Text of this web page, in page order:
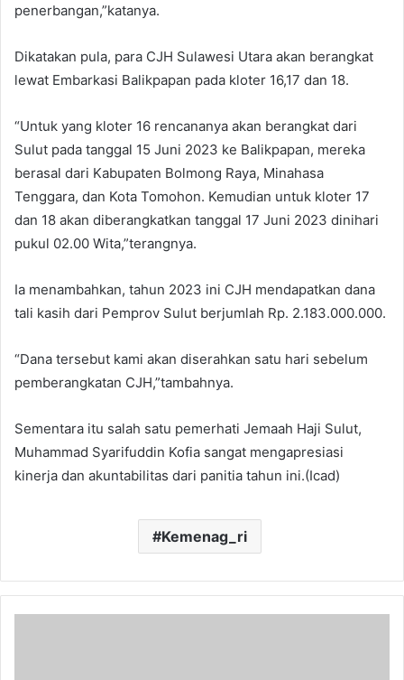
penerbangan,”katanya.
Dikatakan pula, para CJH Sulawesi Utara akan berangkat
lewat Embarkasi Balikpapan pada kloter 16,17 dan 18.
“Untuk yang kloter 16 rencananya akan berangkat dari
Sulut pada tanggal 15 Juni 2023 ke Balikpapan, mereka
berasal dari Kabupaten Bolmong Raya, Minahasa
Tenggara, dan Kota Tomohon. Kemudian untuk kloter 17
dan 18 akan diberangkatkan tanggal 17 Juni 2023 dinihari
pukul 02.00 Wita,”terangnya.
Ia menambahkan, tahun 2023 ini CJH mendapatkan dana
tali kasih dari Pemprov Sulut berjumlah Rp. 2.183.000.000.
“Dana tersebut kami akan diserahkan satu hari sebelum
pemberangkatan CJH,”tambahnya.
Sementara itu salah satu pemerhati Jemaah Haji Sulut,
Muhammad Syarifuddin Kofia sangat mengapresiasi
kinerja dan akuntabilitas dari panitia tahun ini.(Icad)
Kemenag_ri